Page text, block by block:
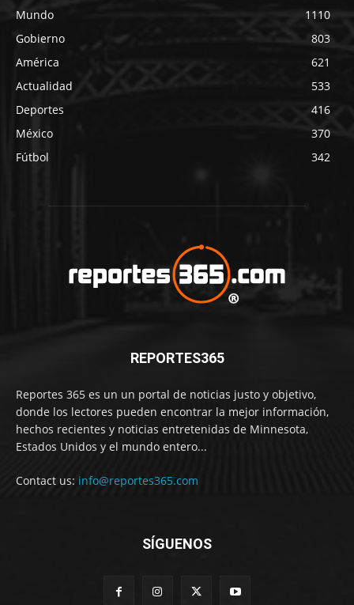
Mundo
1110
Gobierno
803
América
621
Actualidad
533
Deportes
416
México
370
Fútbol
342
REPORTES365
Reportes 365 es un un portal de noticias justo y objetivo,
donde los lectores pueden encontrar la mejor información,
hechos recientes y noticias entretenidas de Minnesota,
Estados Unidos y el mundo entero...
Contact us: info@reportes365.com
SÍGUENOS